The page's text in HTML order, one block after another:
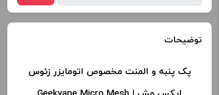
توضیحات
پک پنبه و المنت مخصوص اتومایزر زئوس